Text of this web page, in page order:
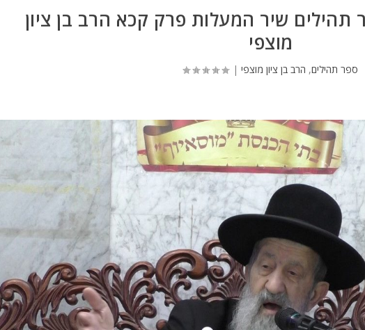
שיר המעלות פרק קכא הרב בן ציון
מוצפי
ספר תהילים, הרב בן ציון מוצפי|